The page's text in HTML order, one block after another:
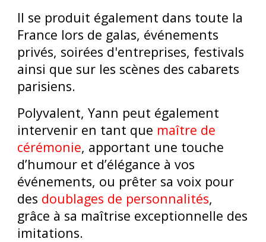
Il se produit également dans toute la
France lors de galas, événements
privés, soirées d'entreprises, festivals
ainsi que sur les scènes des cabarets
parisiens.
Polyvalent, Yann peut également
intervenir en tant que maître de
cérémonie, apportant une touche
d’humour et d’élégance à vos
événements, ou prêter sa voix pour
des doublages de personnalités,
grâce à sa maîtrise exceptionnelle des
imitations.